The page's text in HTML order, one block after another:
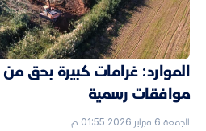
الموارد: غرامات كبيرة بحق من
موافقات رسمية
الجمعة 6 فبراير 2026 01:55 م